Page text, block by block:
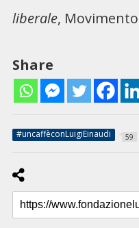
liberale,
Share
#uncaffèconLuigiEinaudi 59